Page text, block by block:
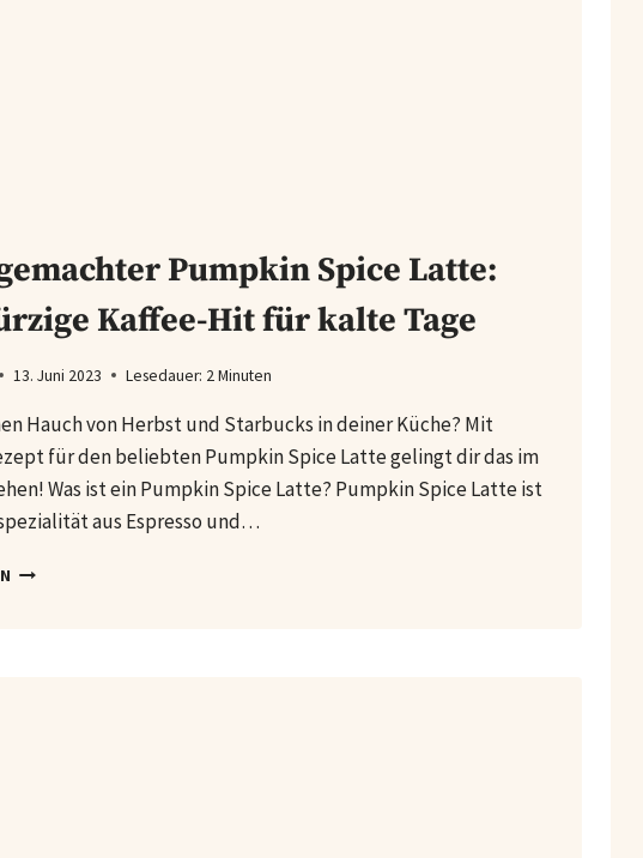
Pumpkin Spice Latte:
Kaffee-Hit für kalte Tage
13. Juni 2023 Lesedauer: 2Minuten
Hauch von Herbst und Starbucks in deiner Küche? Mit
für den beliebten Pumpkin Spice Latte gelingt dir das im
Was ist ein Pumpkin Spice Latte? Pumpkin Spice Latte ist
aus Espresso und…
SELBSTGEMACHTER